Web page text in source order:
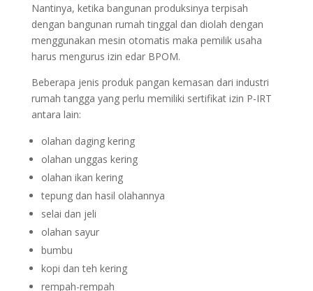
Nantinya, ketika bangunan produksinya terpisah
dengan bangunan rumah tinggal dan diolah dengan
menggunakan mesin otomatis maka pemilik usaha
harus mengurus izin edar BPOM.
Beberapa jenis produk pangan kemasan dari industri
rumah tangga yang perlu memiliki sertifikat izin P-IRT
antara lain:
olahan daging kering
olahan unggas kering
olahan ikan kering
tepung dan hasil olahannya
selai dan jeli
olahan sayur
bumbu
kopi dan teh kering
rempah-rempah